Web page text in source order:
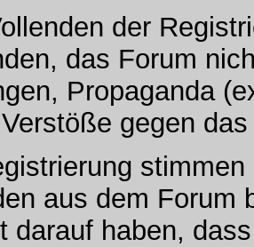
der
das Forum
Propaganda
gegen
aus dem Forum
darauf haben,